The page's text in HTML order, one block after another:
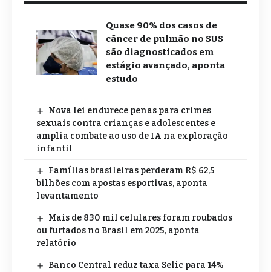
Quase 90% dos casos de
câncer de pulmão no SUS
são diagnosticados em
estágio avançado, aponta
estudo
Nova lei endurece penas para crimes
sexuais contra crianças e adolescentes e
amplia combate ao uso de IA na exploração
infantil
Famílias brasileiras perderam R$ 62,5
bilhões com apostas esportivas, aponta
levantamento
Mais de 830 mil celulares foram roubados
ou furtados no Brasil em 2025, aponta
relatório
Banco Central reduz taxa Selic para 14%